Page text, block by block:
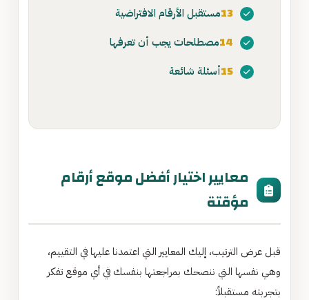
13مستقبل الأرقام الافتراضية
14مصطلحات يجب أن تعرفها
15أسئلة شائعة
معايير اختيار أفضل موقع أرقام
مؤقتة
قبل عرض الترتيب، إليك المعايير التي اعتمدنا عليها في التقييم،
وهي نفسها التي ننصحك بمراجعتها بنفسك في أي موقع تفكر
بتجربته مستقبلاً: